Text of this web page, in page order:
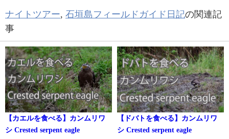
ナイトツアー, 石垣島フィールドガイド日記の関連記
事
【カエルを食べる】カンムリワ
シ Crested serpent eagle
【ドバトを食べる】カンムリワ
シ Crested serpent eagle